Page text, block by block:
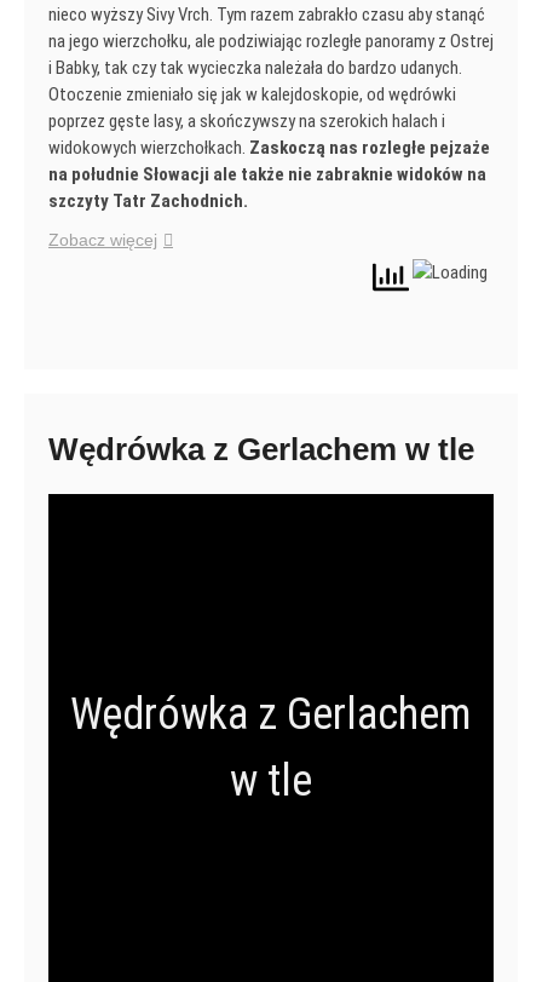
nieco wyższy Sivy Vrch. Tym razem zabrakło czasu aby stanąć
na jego wierzchołku, ale podziwiając rozległe panoramy z Ostrej
i Babky, tak czy tak wycieczka należała do bardzo udanych.
Otoczenie zmieniało się jak w kalejdoskopie, od wędrówki
poprzez gęste lasy, a skończywszy na szerokich halach i
widokowych wierzchołkach. Zaskoczą nas rozległe pejzaże
na południe Słowacji ale także nie zabraknie widoków na
szczyty Tatr Zachodnich.
Zobacz więcej
Wędrówka z Gerlachem w tle
Wędrówka z Gerlachem
w tle